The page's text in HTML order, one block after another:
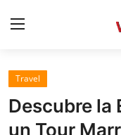
Home
Contact
Travel
Descubre la
un Tour